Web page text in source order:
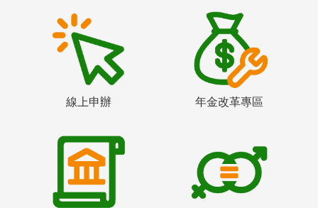
線上申辦 年金改革專區